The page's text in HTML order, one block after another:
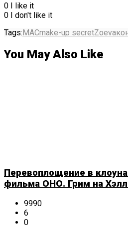
0 I like it
0 I don't like it
Tags:MACmake-up secretZoeva
You May Also Like
Перевоплощение в
фильма ОНО. Грим на
9990
6
0